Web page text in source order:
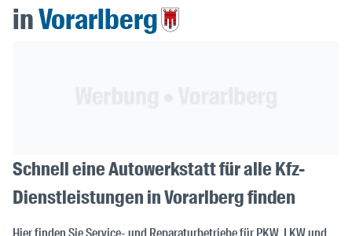
inVorarlberg
Schnell eine Autowerkstatt für alle Kfz-
Dienstleistungen in Vorarlberg finden